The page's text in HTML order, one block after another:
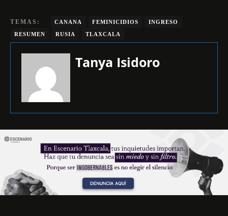
TEMAS: CANANA FEMINICIDIOS
INGRESO
RESUMEN
RUSIA TLAXCALA
Tanya Isidoro